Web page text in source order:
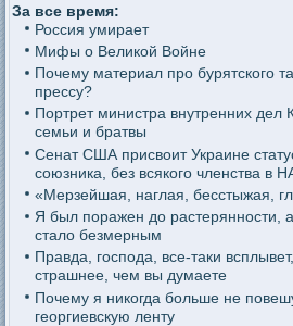
За все время:
Россия умирает
Мифы о Великой Войне
Почему материал про бурятского
прессу?
Портрет министра внутренних дел
семьи и братвы
Сенат США присвоит Украине
союзника, без всякого членства в
«Мерзейшая, наглая, бесстыжая,
Я был поражен до растерянности,
стало безмерным
Правда, господа, все-таки
страшнее, чем вы думаете
Почему я никогда больше не
георгиевскую ленту